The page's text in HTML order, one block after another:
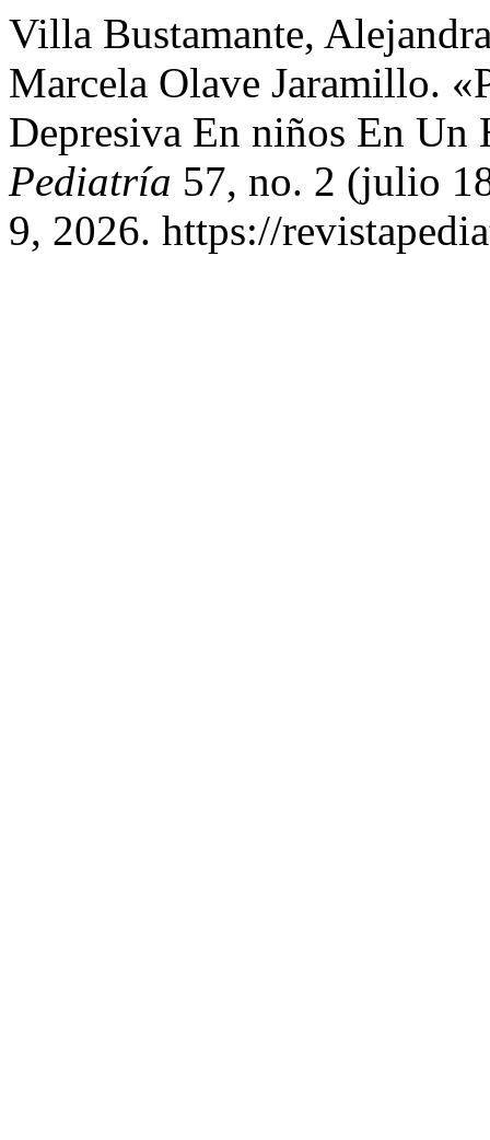
Villa Bustamante,
Marcela Olave Jaramillo.
Depresiva En niños En
Pediatría 57, no. 2 (julio
9, 2026. https://